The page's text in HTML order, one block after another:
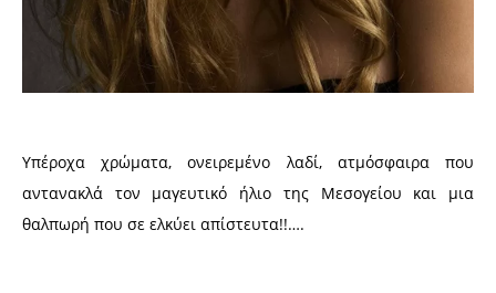
Υπέροχα χρώματα, ονειρεμένο λαδί, ατμόσφαιρα που
αντανακλά τον μαγευτικό ήλιο της Μεσογείου και μια
θαλπωρή που σε ελκύει απίστευτα!!….